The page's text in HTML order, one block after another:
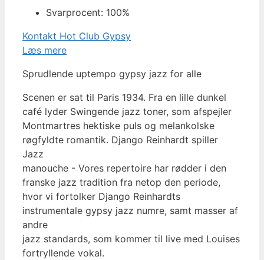
Svarprocent: 100%
Kontakt Hot Club Gypsy
Læs mere
Sprudlende uptempo gypsy jazz for alle
Scenen er sat til Paris 1934. Fra en lille dunkel
café lyder Swingende jazz toner, som afspejler
Montmartres hektiske puls og melankolske
røgfyldte romantik. Django Reinhardt spiller
Jazz
manouche - Vores repertoire har rødder i den
franske jazz tradition fra netop den periode,
hvor vi fortolker Django Reinhardts
instrumentale gypsy jazz numre, samt masser af
andre
jazz standards, som kommer til live med Louises
fortryllende vokal.